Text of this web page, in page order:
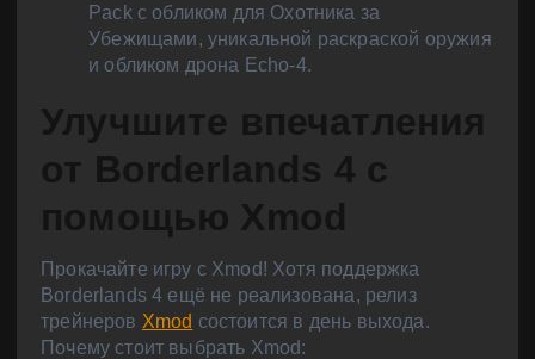
Pack с обликом для Охотника за
Убежищами, уникальной раскраской оружия
и обликом дрона Echo-4.
Улучшите впечатления
от Borderlands 4 с
помощью Xmod
Прокачайте игру с Xmod! Хотя поддержка
Borderlands 4 ещё не реализована, релиз
трейнеров Xmod состоится в день выхода.
Почему стоит выбрать Xmod: